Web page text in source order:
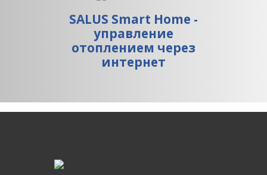
SALUS Smart Home -
управление
отоплением через
интернет